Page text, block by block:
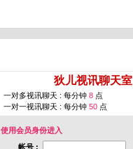
狄儿视讯聊天室
一对多视讯聊天 : 每分钟 8 点
一对一视讯聊天 : 每分钟 50 点
使用会员身份进入
帐号 :